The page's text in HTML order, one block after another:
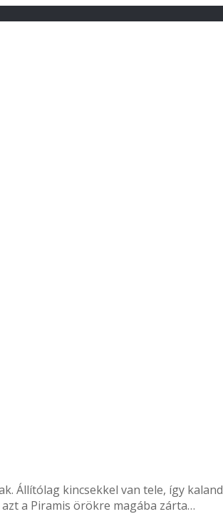
Állítólag kincsekkel van tele, így
a Piramis örökre magába zárta…